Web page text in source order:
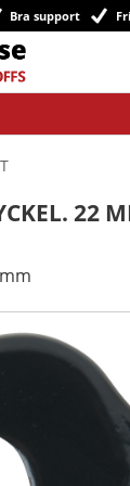
Bra support
22